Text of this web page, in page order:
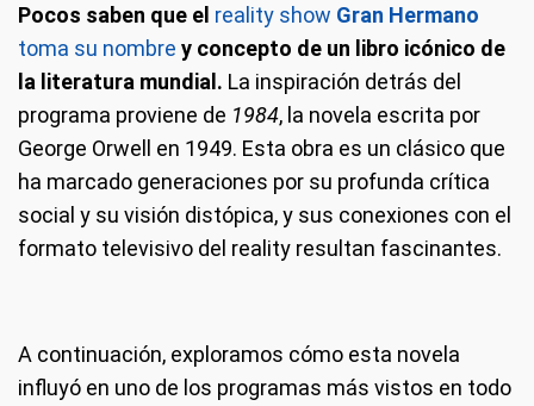
Pocos saben que el reality show Gran Hermano
toma su nombre y concepto de un libro icónico de
la literatura mundial. La inspiración detrás del
programa proviene de 1984, la novela escrita por
George Orwell en 1949. Esta obra es un clásico que
ha marcado generaciones por su profunda crítica
social y su visión distópica, y sus conexiones con el
formato televisivo del reality resultan fascinantes.
A continuación, exploramos cómo esta novela
influyó en uno de los programas más vistos en todo